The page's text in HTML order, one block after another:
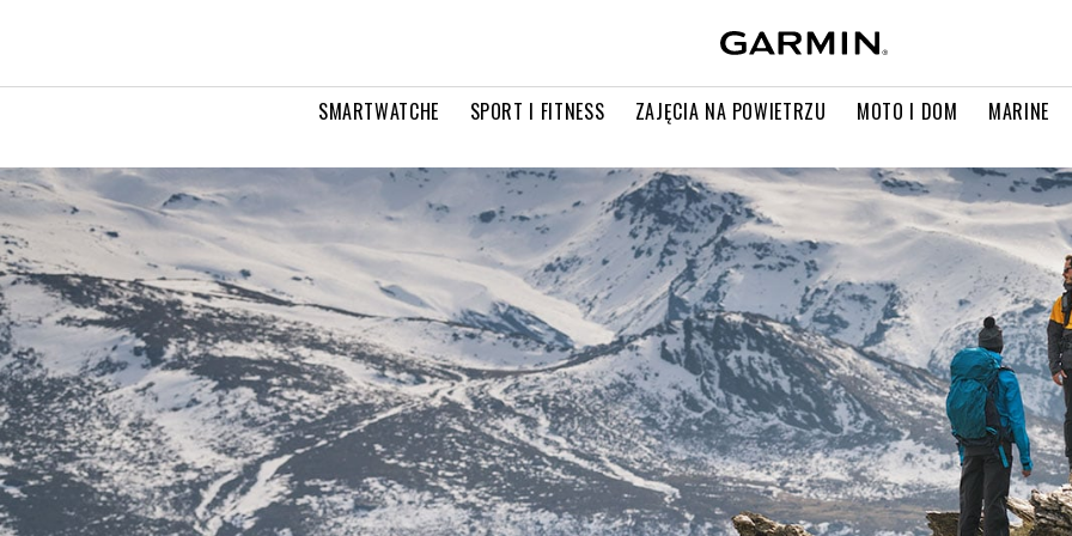
SMARTWATCHE SPORT I FITNESS ZAJĘCIA NA POWIETRZU MOTO I DOM MARINE